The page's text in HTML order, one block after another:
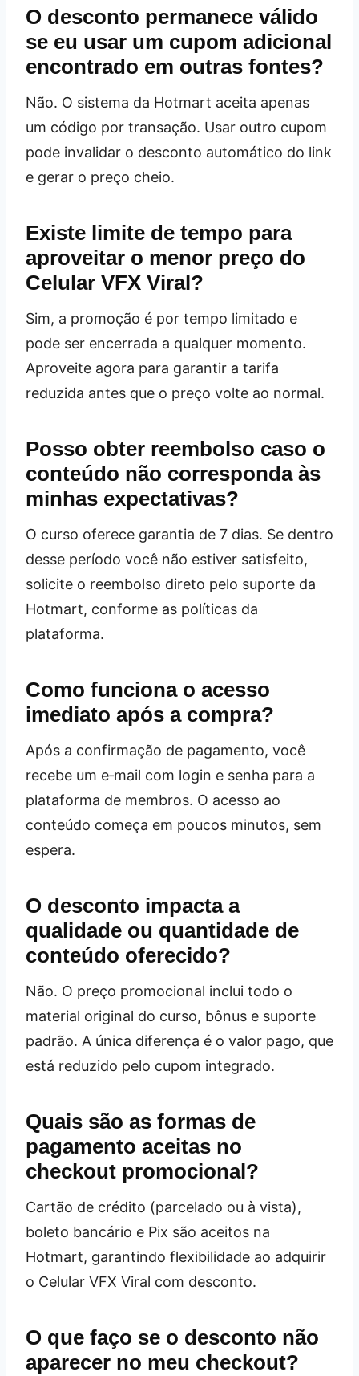
O desconto permanece válido
se eu usar um cupom adicional
encontrado em outras fontes?
Não. O sistema da Hotmart aceita apenas
um código por transação. Usar outro cupom
pode invalidar o desconto automático do link
e gerar o preço cheio.
Existe limite de tempo para
aproveitar o menor preço do
Celular VFX Viral?
Sim, a promoção é por tempo limitado e
pode ser encerrada a qualquer momento.
Aproveite agora para garantir a tarifa
reduzida antes que o preço volte ao normal.
Posso obter reembolso caso o
conteúdo não corresponda às
minhas expectativas?
O curso oferece garantia de 7 dias. Se dentro
desse período você não estiver satisfeito,
solicite o reembolso direto pelo suporte da
Hotmart, conforme as políticas da
plataforma.
Como funciona o acesso
imediato após a compra?
Após a confirmação de pagamento, você
recebe um e‑mail com login e senha para a
plataforma de membros. O acesso ao
conteúdo começa em poucos minutos, sem
espera.
O desconto impacta a
qualidade ou quantidade de
conteúdo oferecido?
Não. O preço promocional inclui todo o
material original do curso, bônus e suporte
padrão. A única diferença é o valor pago, que
está reduzido pelo cupom integrado.
Quais são as formas de
pagamento aceitas no
checkout promocional?
Cartão de crédito (parcelado ou à vista),
boleto bancário e Pix são aceitos na
Hotmart, garantindo flexibilidade ao adquirir
o Celular VFX Viral com desconto.
O que faço se o desconto não
aparecer no meu checkout?